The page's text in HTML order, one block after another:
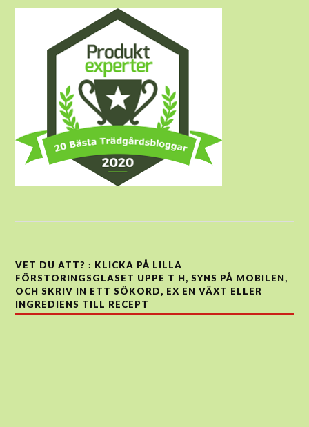
VET DU ATT? : KLICKA PÅ LILLA
FÖRSTORINGSGLASET UPPE T H, SYNS PÅ MOBILEN,
OCH SKRIV IN ETT SÖKORD, EX EN VÄXT ELLER
INGREDIENS TILL RECEPT